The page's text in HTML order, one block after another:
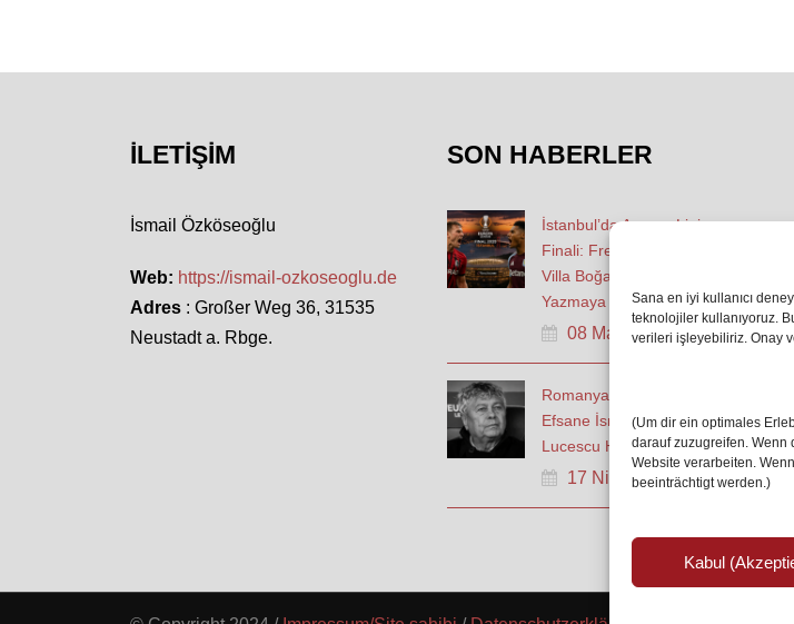
Sana en iyi kullanıcı
teknolojiler kullanıyoruz.
verileri işleyebiliriz. Onay
(Um dir ein optimales
darauf zuzugreifen. Wenn
Website verarbeiten.
beeinträchtigt werden.)
Kabul
İLETIŞIM
İsmail Özköseoğlu
Web: https://ismail-ozkoseoglu.de
Adres : Großer Weg 36, 31535
Neustadt a. Rbge.
SON HABERLER
İstanbul’da Avrupa Ligi
Finali: Freiburg ve Aston
Villa Boğaz’da Tarih
Yazmaya Hazırlanıyor
08 May 2026
Romanya Futbolunun
Efsane İsmi Mircea
Lucescu Hayatını Kaybetti
17 Nis 2026